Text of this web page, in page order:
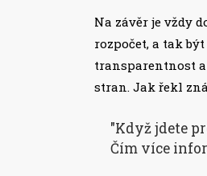
Na závěr je vždy
rozpočet, a tak
transparentnost
stran. Jak řekl
"Když jdete
Čím více